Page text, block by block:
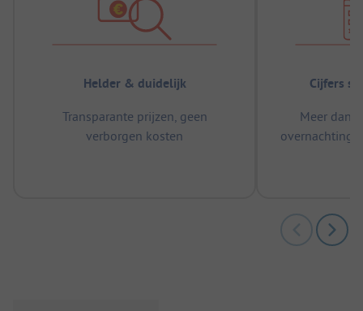
Helder & duidelijk
Transparante prijzen, geen
verborgen kosten
Cijfers
Meer dan